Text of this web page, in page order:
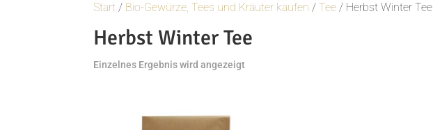
Start / Bio-Gewürze, Tees und Kräuter kaufen /Tee / Herbst Winter Tee
Herbst Winter Tee
Einzelnes Ergebnis wird angezeigt